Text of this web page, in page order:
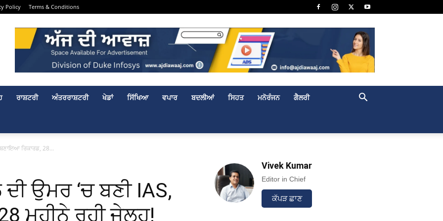
Policy Terms & Conditions
ਰਾਸ਼ਟਰੀ ਅੰਤਰਰਾਸ਼ਟਰੀ ਖੇਡਾਂ ਸਿੱਖਿਆ ਵਪਾਰ ਬਦਲੀਆਂ ਸਿਹਤ ਮਨੋਰੰਜਨ ਗੈਲਰੀ
ਰਿਕਾਰਡ, 28...
ਉਮਰ ‘ਚ ਬਣੀ IAS,
ਮਹੀਨੇ ਰਹੀ ਜੇਲ੍ਹ!
Vivek Kumar
Editor in Chief
ਕੱਪੜ ਛਾਣ